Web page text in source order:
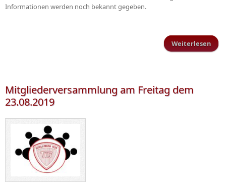
Informationen werden noch bekannt gegeben.
Weiterlesen
Mitgliederversammlung am Freitag dem
23.08.2019